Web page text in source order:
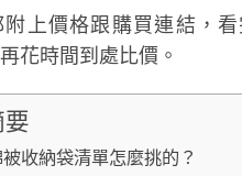
附上價格跟購買連結，
花時間到處比價。
要
收納袋清單怎麼挑的？